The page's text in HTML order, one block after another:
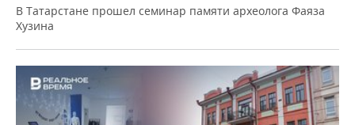
В Татарстане прошел семинар памяти археолога Фаяза
Хузина